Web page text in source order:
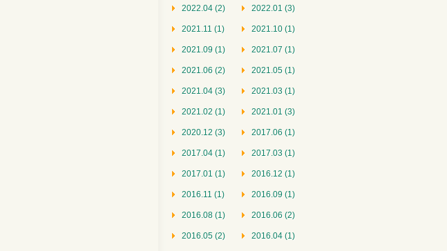
2022.04 (2) 2022.01 (3)
2021.11 (1) 2021.10 (1)
2021.09 (1) 2021.07 (1)
2021.06 (2) 2021.05 (1)
2021.04 (3) 2021.03 (1)
2021.02 (1) 2021.01 (3)
2020.12 (3) 2017.06 (1)
2017.04 (1) 2017.03 (1)
2017.01 (1) 2016.12 (1)
2016.11 (1) 2016.09 (1)
2016.08 (1) 2016.06 (2)
2016.05 (2) 2016.04 (1)